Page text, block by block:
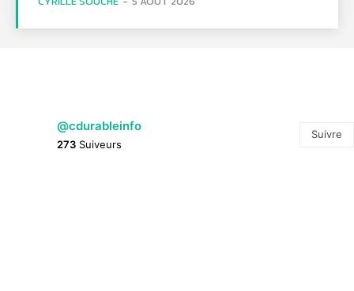
@cdurableinfo
273 Suiveurs
Suivre